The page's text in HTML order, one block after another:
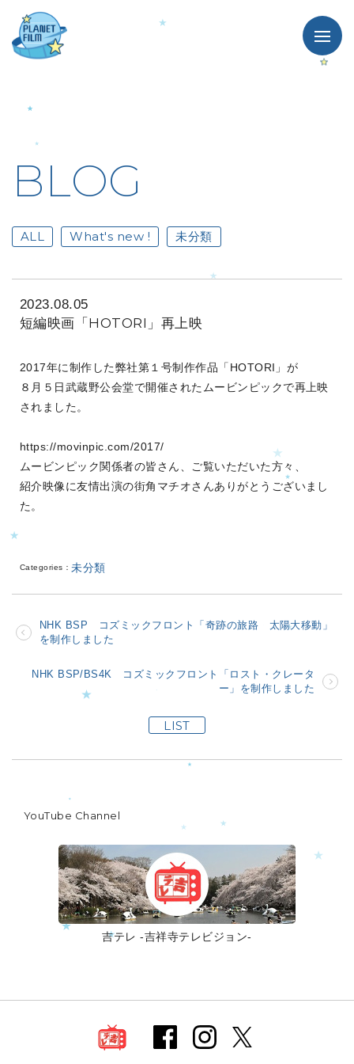
BLOG
ALL What's new ! 未分類
2023.08.05
短編映画「HOTORI」再上映
2017年に制作した弊社第１号制作作品「HOTORI」が
８月５日武蔵野公会堂で開催されたムービンピックで再上映
されました。
https://movinpic.com/2017/
ムービンピック関係者の皆さん、ご覧いただいた方々、
紹介映像に友情出演の街角マチオさんありがとうございまし
た。
Categories：未分類
NHK BSP コズミックフロント「奇跡の旅路 太陽大移動」
を制作しました
NHK BSP/BS4K コズミックフロント「ロスト・クレータ
ー」を制作しました
LIST
YouTube Channel
吉テレ -吉祥寺テレビジョン-